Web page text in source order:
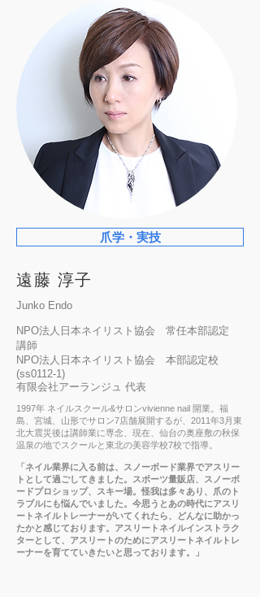
爪学・実技
遠藤 淳子
Junko Endo
NPO法人日本ネイリスト協会 常任本部認定
講師
NPO法人日本ネイリスト協会 本部認定校
(ss0112-1)
有限会社アーランジュ 代表
1997年 ネイルスクール&サロンvivienne nail 開業。福
島、宮城、山形でサロン7店舗展開するが、2011年3月東
北大震災後は講師業に専念、現在、仙台の奥座敷の秋保
温泉の地でスクールと東北の美容学校7校で指導。
「ネイル業界に入る前は、スノーボード業界でアスリー
トとして過ごしてきました。スポーツ量販店、スノーボ
ードプロショップ、スキー場。怪我は多々あり、爪のト
ラブルにも悩んでいました。今思うとあの時代にアスリ
ートネイルトレーナーがいてくれたら、どんなに助かっ
たかと感じております。アスリートネイルインストラク
ターとして、アスリートのためにアスリートネイルトレ
ーナーを育てていきたいと思っております。」